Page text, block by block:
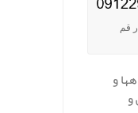
قم
و